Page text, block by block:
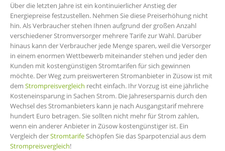
Über die letzten Jahre ist ein kontinuierlicher Anstieg der
Energiepreise festzustellen. Nehmen Sie diese Preiserhöhung nicht
hin. Als Verbraucher stehen Ihnen aufgrund der großen Anzahl
verschiedener Stromversorger mehrere Tarife zur Wahl. Darüber
hinaus kann der Verbraucher jede Menge sparen, weil die Versorger
in einem enormen Wettbewerb miteinander stehen und jeder den
Kunden mit kostengünstigen Stromtarifen für sich gewinnen
möchte. Der Weg zum preiswerteren Stromanbieter in Züsow ist mit
dem Strompreisvergleich recht einfach. Ihr Vorzug ist eine jährliche
Kosteneinsparung in Sachen Strom. Die Jahresersparnis durch den
Wechsel des Stromanbieters kann je nach Ausgangstarif mehrere
hundert Euro betragen. Sie sollten nicht mehr für Strom zahlen,
wenn ein anderer Anbieter in Züsow kostengünstiger ist. Ein
Vergleich derStromtarife Schöpfen Sie das Sparpotenzial aus dem
Strompreisvergleich!